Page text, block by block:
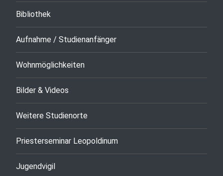
Bibliothek
Aufnahme / Studienanfänger
Wohnmöglichkeiten
Bilder & Videos
Weitere Studienorte
Priesterseminar Leopoldinum
Jugendvigil